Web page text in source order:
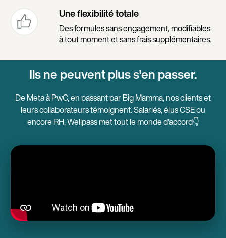
Une flexibilité totale
Des formules sans engagement, modifiables
à tout moment et sans frais supplémentaires.
Ils ne peuvent plus s'en passer.
De Meta à PwC, en passant par Big Mamma, nos clients et
leurs collaborateurs témoignent. Salariés, élus CSE ou
encore RH, Wellpass met tout le monde d'accord👇